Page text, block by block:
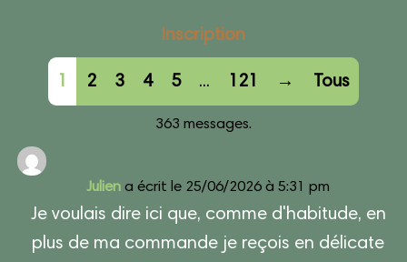
Inscription
Navigation
dans
1 2 3 4 5 ... 121 → Tous
363 messages.
Julien a écrit le 25/06/2026 à 5:31 pm
Je voulais dire ici que, comme d'habitude, en
plus de ma commande je reçois en délicate